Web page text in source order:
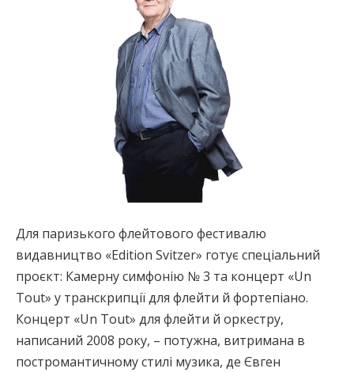
Для паризького флейтового фестивалю
видавництво «Edition Svitzer» готує спеціальний
проєкт: Камерну симфонію № 3 та концерт «Un
Tout» у транскрипції для флейти й фортепіано.
Концерт «Un Tout» для флейти й оркестру,
написаний 2008 року, – потужна, витримана в
постромантичному стилі музика, де Євген